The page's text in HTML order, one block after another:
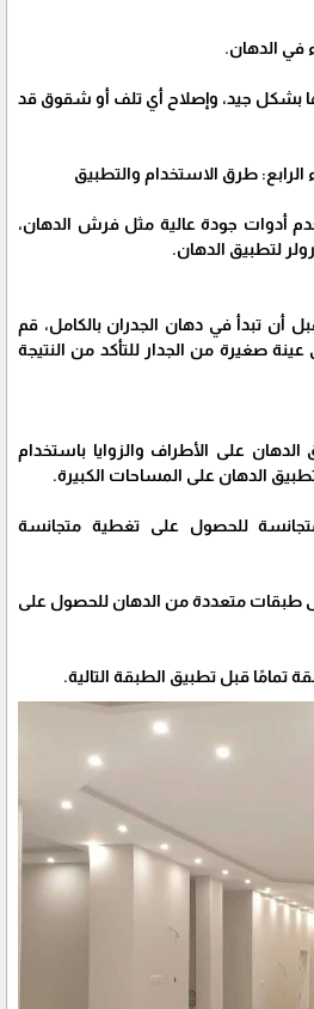
في الدهان.
بشكل جيد، وإصلاح أي تلف أو شقوق قد
الرابع: طرق الاستخدام والتطبيق
أدوات جودة عالية مثل فرش الدهان،
لتطبيق الدهان.
أن تبدأ في دهان الجدران بالكامل، قم
صغيرة من الجدار للتأكد من النتيجة
على الأطراف والزوايا باستخدام
الدهان على المساحات الكبيرة.
للحصول على تغطية متجانسة
طبقات متعددة من الدهان للحصول على
تمامًا قبل تطبيق الطبقة التالية.